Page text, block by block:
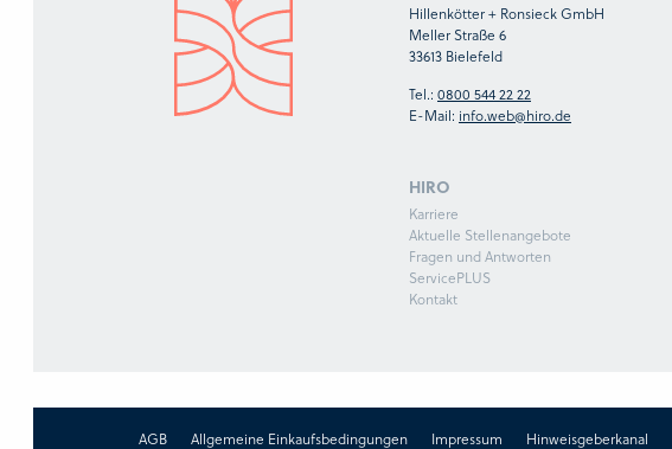
Hillenkötter + Ronsieck GmbH
Meller Straße 6
33613 Bielefeld
Tel.: 0800 544 22 22
E-Mail: info.web@hiro.de
HIRO
Karriere
Aktuelle Stellenangebote
Fragen und Antworten
ServicePLUS
Kontakt
AGB Allgemeine Einkaufsbedingungen Impressum Hinweisgeberkanal